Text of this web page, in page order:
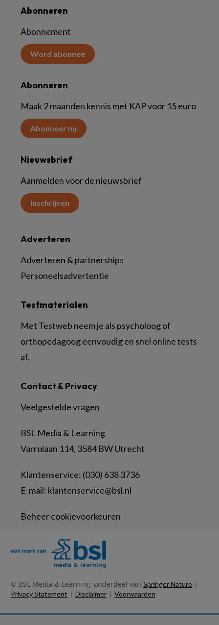
Abonneren
Abonnement
Word abonnee
Abonneren
Maak 2 maanden kennis met KAP voor 15 euro
Abonneer nu
Nieuwsbrief
Aanmelden voor de nieuwsbrief
Inschrijven
Contact & Privacy
Veelgestelde vragen
BSL Media & Learning
Varrolaan 114, 3584 BW Utrecht
Klantenservice: (030) 638 3736
E-mail: klantenservice@bsl.nl
Beheer cookievoorkeuren
Testmaterialen
Met Testweb neem je als psycholoog of
orthopedagoog eenvoudig en snel online tests
af.
Adverteren
Adverteren & partnerships
Personeelsadvertentie
© BSL Media & Learning, onderdeel van Springer Nature |
Privacy Statement | Disclaimer | Voorwaarden